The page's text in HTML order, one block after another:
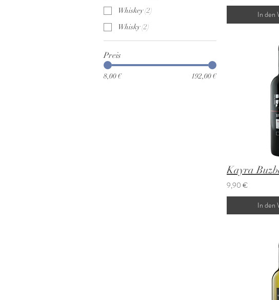
Whiskey(2)
Whisky(2)
Preis
8,00 € 192,00 €
In den
Kayra
9,90 €
In den